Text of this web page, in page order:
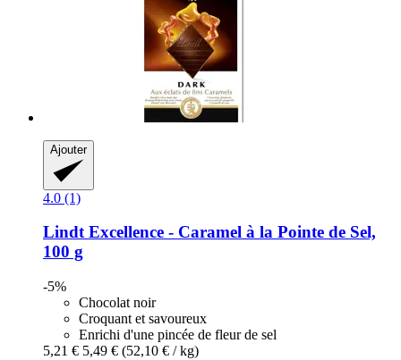
Ajouter
4.0 (1)
LindtExcellence -​ Caramel à la Pointe de Sel,
100 g
-5%
Chocolat noir
Croquant et savoureux
Enrichi d'une pincée de fleur de sel
5,21 € 5,49 € (52,10 € / kg)